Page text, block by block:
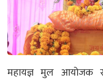
महायज्ञ मुल आयोजक